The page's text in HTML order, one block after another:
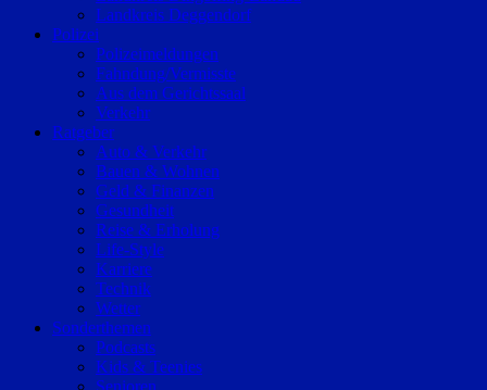
Landkreis Deggendorf
Polizei
Polizeimeldungen
Fahndung/Vermisste
Aus dem Gerichtssaal
Verkehr
Ratgeber
Auto & Verkehr
Bauen & Wohnen
Geld & Finanzen
Gesundheit
Reise & Erholung
Life-Style
Karriere
Technik
Wetter
Sonderthemen
Podcasts
Kids & Teenies
Senioren